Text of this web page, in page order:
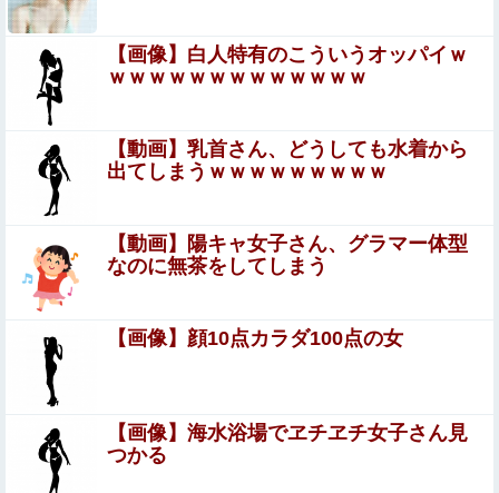
兵庫県斎藤知事、不正会計の疑いで前知事に聞き取り調査
へ
ジャンポケ斉藤「同意があったんです。本当です。信じて
下さい」←何でこの主張が通らないの？
【画像】山ガールさん、山でラーメンを食べたらおじさん
に怒られるｗｗｗ
女性「レイプされました」検事「嘘では？」女性
「傷ついたので訴えます」
ジャングリア沖縄「3万円です」←ディズニー超えの強気
価格ｗｗｗ
エロ漫画『冥婚の花嫁』をrawやhitomiを使わずに無料で
読む方法│五梅
ｗｗｗwwww
【画像】漫画家・桂正和、最新のパンツ＆お尻のイラスト
【画像】白人特有のこういうオッパイｗ
ｗｗｗｗｗｗｗｗｗｗｗｗｗ
【動画】乳首さん、どうしても水着から
出てしまうｗｗｗｗｗｗｗｗｗ
【動画】陽キャ女子さん、グラマー体型
なのに無茶をしてしまう
【画像】顔10点カラダ100点の女
【画像】海水浴場でヱチヱチ女子さん見
つかる